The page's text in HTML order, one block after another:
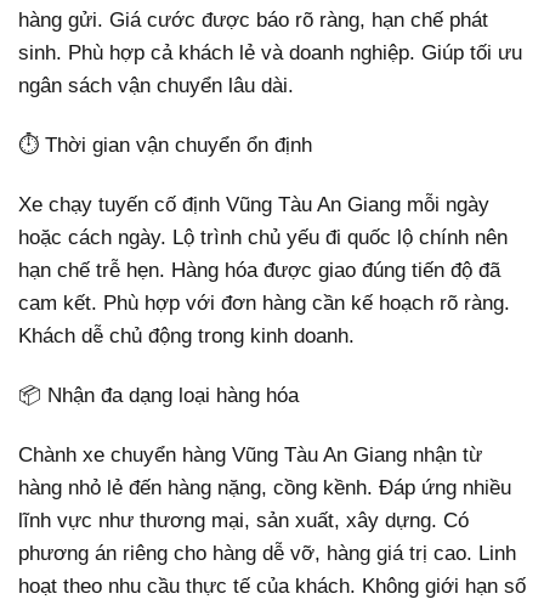
hàng gửi. Giá cước được báo rõ ràng, hạn chế phát
sinh. Phù hợp cả khách lẻ và doanh nghiệp. Giúp tối ưu
ngân sách vận chuyển lâu dài.
⏱️ Thời gian vận chuyển ổn định
Xe chạy tuyến cố định Vũng Tàu An Giang mỗi ngày
hoặc cách ngày. Lộ trình chủ yếu đi quốc lộ chính nên
hạn chế trễ hẹn. Hàng hóa được giao đúng tiến độ đã
cam kết. Phù hợp với đơn hàng cần kế hoạch rõ ràng.
Khách dễ chủ động trong kinh doanh.
📦 Nhận đa dạng loại hàng hóa
Chành xe chuyển hàng Vũng Tàu An Giang nhận từ
hàng nhỏ lẻ đến hàng nặng, cồng kềnh. Đáp ứng nhiều
lĩnh vực như thương mại, sản xuất, xây dựng. Có
phương án riêng cho hàng dễ vỡ, hàng giá trị cao. Linh
hoạt theo nhu cầu thực tế của khách. Không giới hạn số